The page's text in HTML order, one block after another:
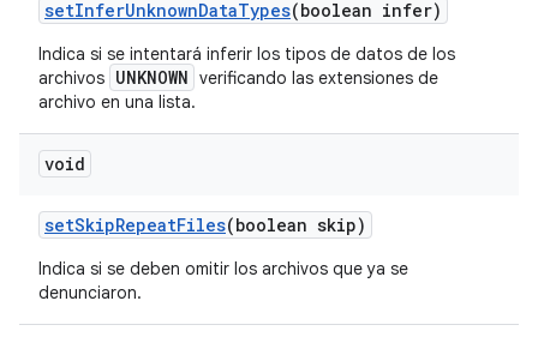
setInferUnknownDataTypes(boolean infer)
Indica si se intentará inferir los tipos de datos de los
archivos UNKNOWN verificando las extensiones de
archivo en una lista.
void
setSkipRepeatFiles(boolean skip)
Indica si se deben omitir los archivos que ya se
denunciaron.